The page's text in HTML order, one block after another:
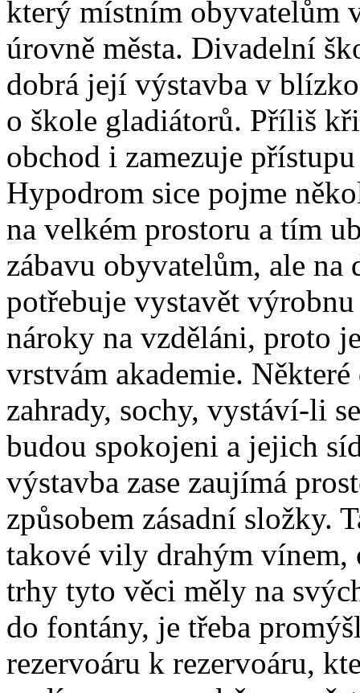
který místním obyvatelům
úrovně města. Divadelní
dobrá její výstavba v
o škole gladiátorů. Příliš
obchod i zamezuje
Hypodrom sice pojme
na velkém prostoru a tím
zábavu obyvatelům, ale
potřebuje vystavět
nároky na vzděláni, proto
vrstvám akademie.
zahrady, sochy, vystáví-li
budou spokojeni a jejich
výstavba zase zaujímá
způsobem zásadní složky.
takové vily drahým vínem,
trhy tyto věci měly na
do fontány, je třeba
rezervoáru k rezervoáru,